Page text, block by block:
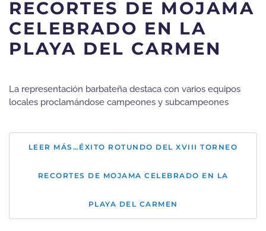
RECORTES DE MOJAMA
CELEBRADO EN LA
PLAYA DEL CARMEN
La representación barbateña destaca con varios equipos
locales proclamándose campeones y subcampeones
LEER MÁS…ÉXITO ROTUNDO DEL XVIII TORNEO
RECORTES DE MOJAMA CELEBRADO EN LA
PLAYA DEL CARMEN